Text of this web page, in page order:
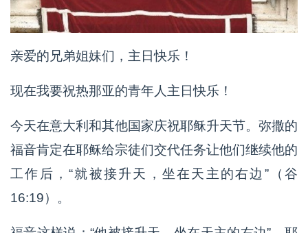
亲爱的兄弟姐妹们，主日快乐！
现在我要祝热那亚的青年人主日快乐！
今天在意大利和其他国家庆祝耶稣升天节。弥撒的
福音肯定在耶稣给宗徒们交代任务让他们继续他的
工作后，“就被接升天，坐在天主的右边”（谷
16:19）。